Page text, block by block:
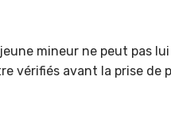
mineur ne peut pas
vérifiés avant la prise de